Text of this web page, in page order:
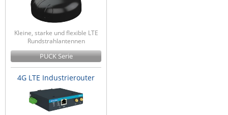
Kleine, starke und flexible LTE
Rundstrahlantennen
PUCK Serie
4G LTE Industrierouter